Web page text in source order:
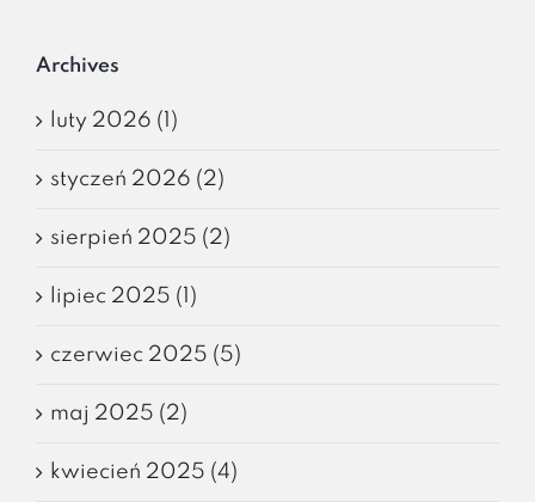
Archives
luty 2026 (1)
styczeń 2026 (2)
sierpień 2025 (2)
lipiec 2025 (1)
czerwiec 2025 (5)
maj 2025 (2)
kwiecień 2025 (4)